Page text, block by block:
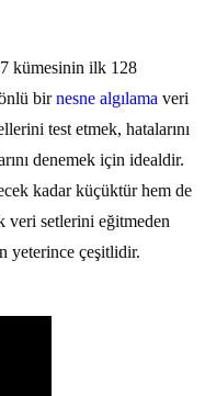
kümesinin ilk 128
birnesne algılama veri
test etmek, hatalarını
denemek için idealdir.
kadar küçüktür hem de
veri setlerini eğitmeden
yeterince çeşitlidir.